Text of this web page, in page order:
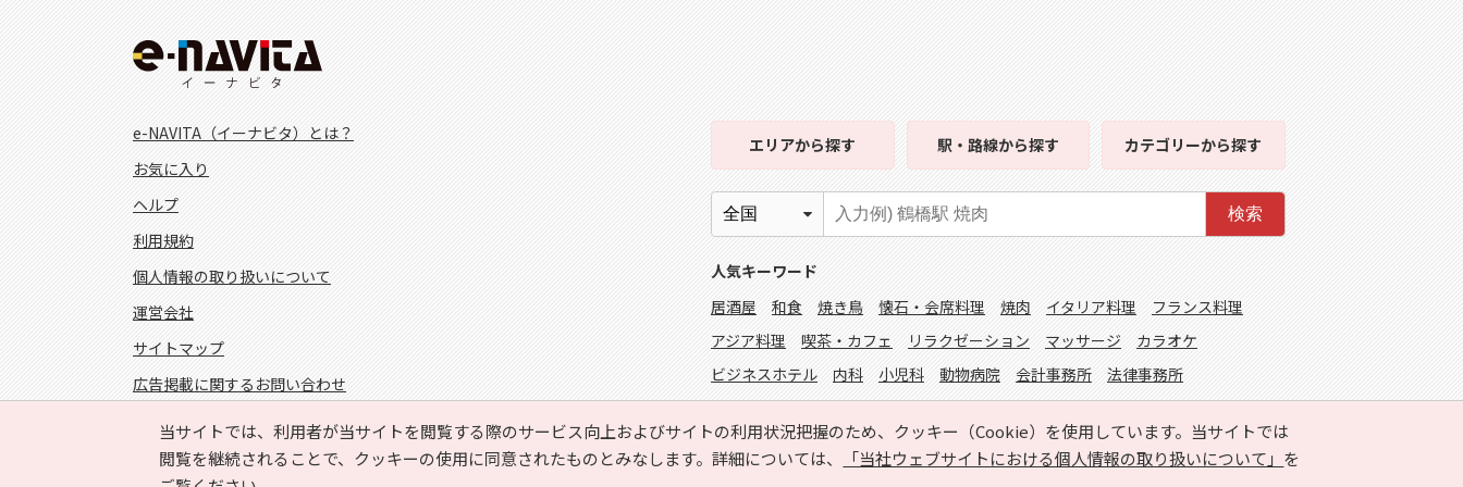
当サイトでは、利用者が当サイトを閲覧する際のサービス向上およびサイトの利用状況把握のため、クッキー（Cookie）を使用しています。当サイトでは
閲覧を継続されることで、クッキーの使用に同意されたものとみなします。詳細については、
「当社ウェブサイトにおける個人情報の取り扱いについて」 を
e-NAVITA（イーナビタ）とは？
お気に入り
ヘルプ
利用規約
個人情報の取り扱いについて
運営会社
サイトマップ
広告掲載に関するお問い合わせ
サイトの内容に関するお問い合わせ
エリアから探す 駅・路線から探す カテゴリーから探す
検索
人気キーワード
居酒屋
和食 焼き鳥 懐石・会席料理 焼肉 イタリア料理
フランス料理
アジア料理
喫茶・カフェ リラクゼーション マッサージ
カラオケ
ビジネスホテル
内科 小児科 動物病院 会計事務所 法律事務所
FOLLOW US!